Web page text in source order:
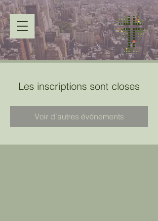
Les inscriptions sont closes
Voir d'autres événements